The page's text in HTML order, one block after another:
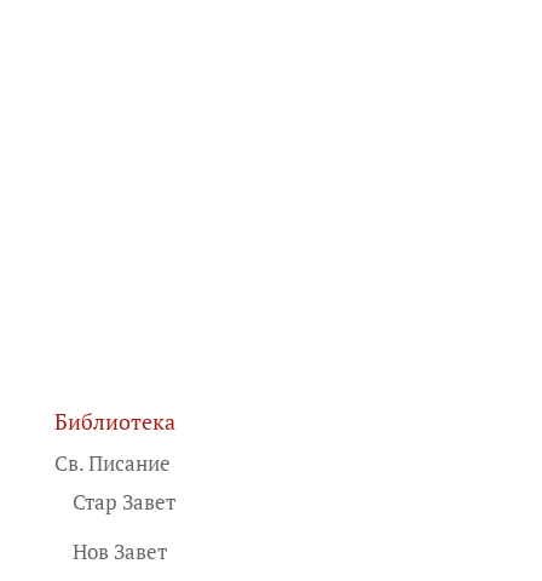
Библиотека
Св. Писание
Стар Завет
Нов Завет